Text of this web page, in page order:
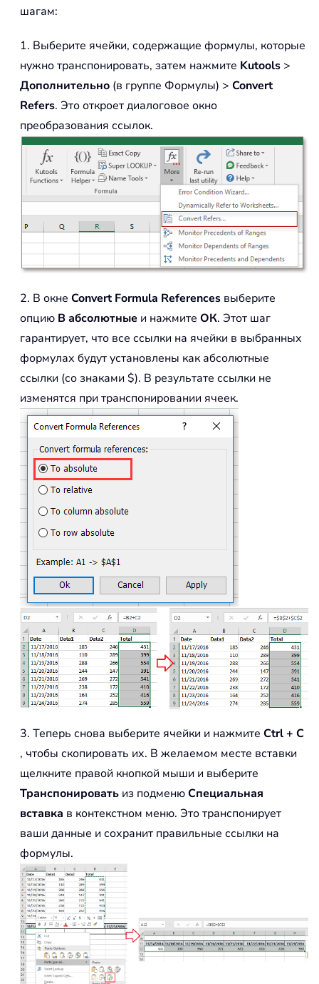
шагам:
1. Выберите ячейки, содержащие формулы, которые
нужно транспонировать, затем нажмите Kutools >
Дополнительно (в группе Формулы) > Convert
Refers. Это откроет диалоговое окно
преобразования ссылок.
2. В окне Convert Formula References выберите
опцию В абсолютные и нажмите ОК. Этот шаг
гарантирует, что все ссылки на ячейки в выбранных
формулах будут установлены как абсолютные
ссылки (со знаками $). В результате ссылки не
изменятся при транспонировании ячеек.
3. Теперь снова выберите ячейки и нажмите Ctrl + C
, чтобы скопировать их. В желаемом месте вставки
щелкните правой кнопкой мыши и выберите
Транспонировать из подменюСпециальная
вставка в контекстном меню. Это транспонирует
ваши данные и сохранит правильные ссылки на
формулы.